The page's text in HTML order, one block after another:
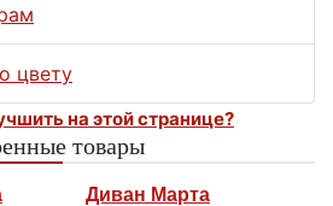
цвету
на этой странице?
товары
Диван Марта